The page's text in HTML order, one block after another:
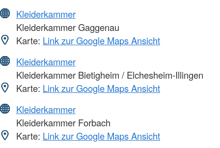
Kleiderkammer
Kleiderkammer Gaggenau
Karte: Link zur Google Maps Ansicht
Kleiderkammer
Kleiderkammer Bietigheim / Elchesheim-Illingen
Karte: Link zur Google Maps Ansicht
Kleiderkammer
Kleiderkammer Forbach
Karte: Link zur Google Maps Ansicht